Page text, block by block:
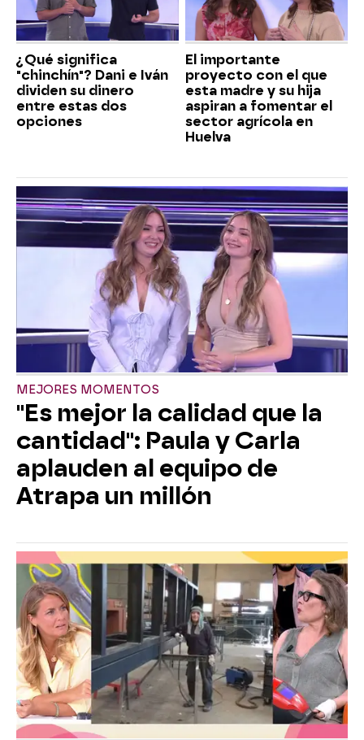
¿Qué significa
"chinchín"? Dani e Iván
dividen su dinero
entre estas dos
opciones
El importante
proyecto con el que
esta madre y su hija
aspiran a fomentar el
sector agrícola en
Huelva
MEJORES MOMENTOS
"Es mejor la calidad que la
cantidad": Paula y Carla
aplauden al equipo de
Atrapa un millón